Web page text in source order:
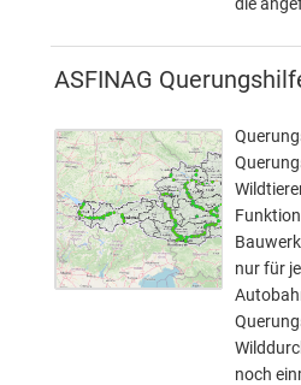
ASFINAG
nur für
noch